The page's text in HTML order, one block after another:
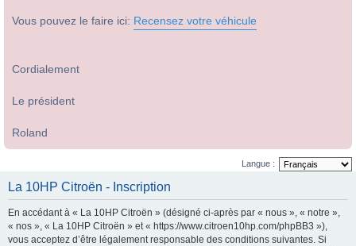
Vous pouvez le faire ici: Recensez votre véhicule
Cordialement
Le président
Roland
Langue :
La 10HP Citroën - Inscription
En accédant à « La 10HP Citroën » (désigné ci-après par « nous », « notre »,
« nos », « La 10HP Citroën » et « https://www.citroen10hp.com/phpBB3 »),
vous acceptez d’être légalement responsable des conditions suivantes. Si